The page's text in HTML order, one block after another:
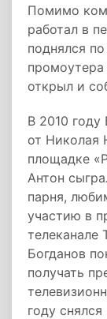
Помимо
работал в
поднялся
открыл и
В 2010 году
от Николая
площадке
Антон
парня,
участию в
телеканале
Богданов
получать
году